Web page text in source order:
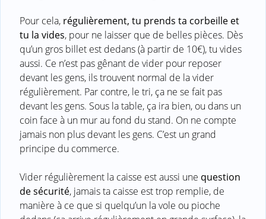
Pour cela, régulièrement, tu prends ta corbeille et
tu la vides, pour ne laisser que de belles pièces. Dès
qu’un gros billet est dedans (à partir de 10€), tu vides
aussi. Ce n’est pas gênant de vider pour reposer
devant les gens, ils trouvent normal de la vider
régulièrement. Par contre, le tri, ça ne se fait pas
devant les gens. Sous la table, ça ira bien, ou dans un
coin face à un mur au fond du stand. On ne compte
jamais non plus devant les gens. C’est un grand
principe du commerce.
Vider régulièrement la caisse est aussi une question
de sécurité, jamais ta caisse est trop remplie, de
manière à ce que si quelqu’un la vole ou pioche